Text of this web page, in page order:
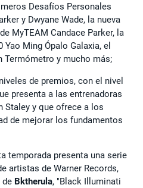
Desafíos Personales
y Dwyane Wade, la nueva
MyTEAM Candace Parker, la
Ming Ópalo Galaxia, el
Termómetro y mucho más;
de premios, con el nivel
presenta a las entrenadoras
Staley y que ofrece a los
de mejorar los fundamentos
temporada presenta una serie
artistas de Warner Records,
de Bktherula, "Black Illuminati